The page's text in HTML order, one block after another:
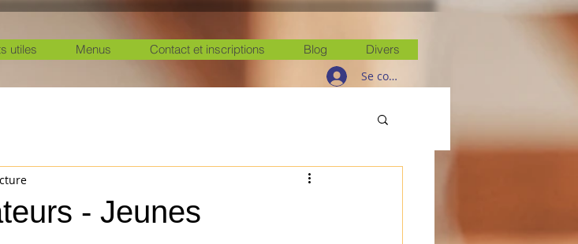
utiles Menus Contact et inscriptions Blog
Divers
Se connecter
- Jeunes